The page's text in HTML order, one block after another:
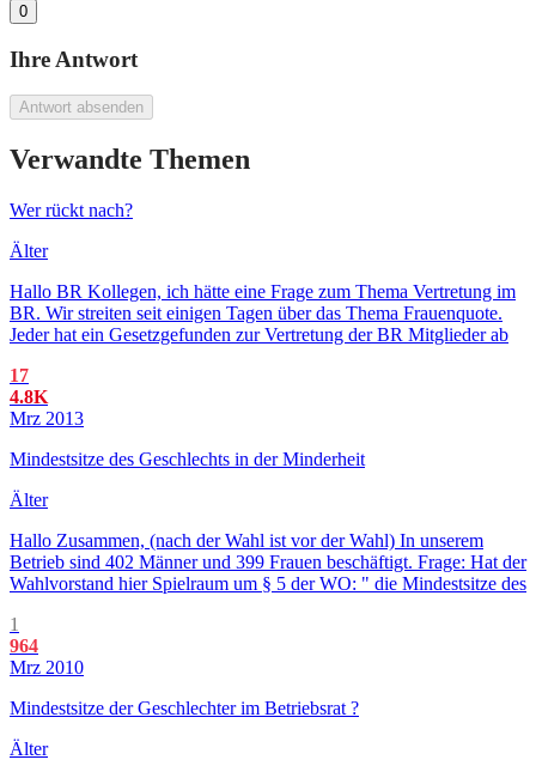
0
Ihre Antwort
Antwort absenden
Verwandte Themen
Wer rückt nach?
Älter
Hallo BR Kollegen, ich hätte eine Frage zum Thema Vertretung im
BR. Wir streiten seit einigen Tagen über das Thema Frauenquote.
Jeder hat ein Gesetzgefunden zur Vertretung der BR Mitglieder ab
17
4.8K
Mrz 2013
Mindestsitze des Geschlechts in der Minderheit
Älter
Hallo Zusammen, (nach der Wahl ist vor der Wahl) In unserem
Betrieb sind 402 Männer und 399 Frauen beschäftigt. Frage: Hat der
Wahlvorstand hier Spielraum um § 5 der WO: " die Mindestsitze des
1
964
Mrz 2010
Mindestsitze der Geschlechter im Betriebsrat ?
Älter